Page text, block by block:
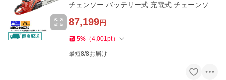
チェンソー バッテリー式 充電式 チェーンソー
87,199円
5% （4,001pt）
最短8/8お届け